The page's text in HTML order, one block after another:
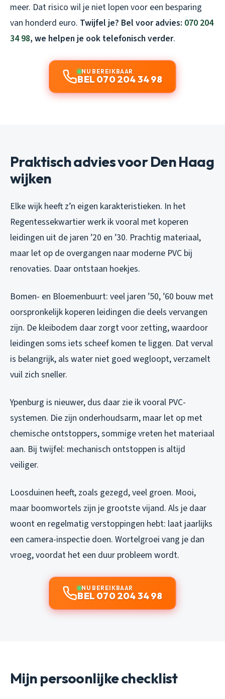
meer. Dat risico wil je niet lopen voor een besparing
van honderd euro. Twijfel je? Bel voor advies: 070 204
34 98, we helpen je ook telefonisch verder.
NU BEREIKBAAR
BEL 070 204 34 98
Praktisch advies voor Den Haag
wijken
Elke wijk heeft z’n eigen karakteristieken. In het
Regentessekwartier werk ik vooral met koperen
leidingen uit de jaren ’20 en ’30. Prachtig materiaal,
maar let op de overgangen naar moderne PVC bij
renovaties. Daar ontstaan hoekjes.
Bomen- en Bloemenbuurt: veel jaren ’50, ’60 bouw met
oorspronkelijk koperen leidingen die deels vervangen
zijn. De kleibodem daar zorgt voor zetting, waardoor
leidingen soms iets scheef komen te liggen. Dat verval
is belangrijk, als water niet goed wegloopt, verzamelt
vuil zich sneller.
Ypenburg is nieuwer, dus daar zie ik vooral PVC-
systemen. Die zijn onderhoudsarm, maar let op met
chemische ontstoppers, sommige vreten het materiaal
aan. Bij twijfel: mechanisch ontstoppen is altijd
veiliger.
Loosduinen heeft, zoals gezegd, veel groen. Mooi,
maar boomwortels zijn je grootste vijand. Als je daar
woont en regelmatig verstoppingen hebt: laat jaarlijks
een camera-inspectie doen. Wortelgroei vang je dan
vroeg, voordat het een duur probleem wordt.
NU BEREIKBAAR
BEL 070 204 34 98
Mijn persoonlijke checklist